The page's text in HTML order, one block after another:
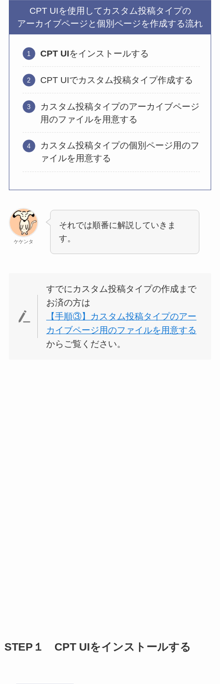
CPT UIを使用してカスタム投稿タイプの
アーカイブページと個別ページを作成する流れ
CPT UIをインストールする
CPT UIでカスタム投稿タイプ作成する
カスタム投稿タイプのアーカイブページ
用のファイルを用意する
カスタム投稿タイプの個別ページ用のフ
ァイルを用意する
ケケンタ
それでは順番に解説していきま
す。
すでにカスタム投稿タイプの作成まで
お済の方は
【手順③】カスタム投稿タイプのアー
カイブページ用のファイルを用意する
からご覧ください。
STEP１ CPT UIをインストールする